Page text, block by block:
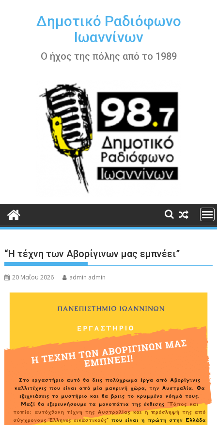
περιεχόμενοΔημοτικό Ραδιόφωνο
Ιωαννίνων
Ο ήχος της πόλης από το 1989
“Η τέχνη των Αβορίγινων μας εμπνέει”
20 Μαΐου 2026 admin admin